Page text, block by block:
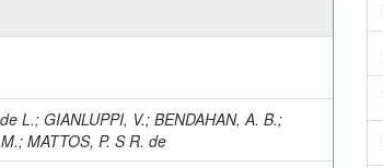
L.;GIANLUPPI, V.;BENDAHAN, A. B.;
;MATTOS, P. S R. de